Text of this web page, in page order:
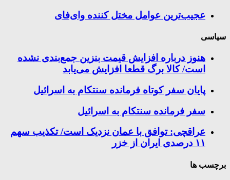
عجیب‌ترین عوامل مختل کننده وای‌فای
سیاسی
هنوز درباره افزایش قیمت بنزین جمع‌بندی نشده
است/ کالا برگ قطعا افزایش می‌یابد
پایان سفر کوتاه فرمانده سنتکام به اسرائیل
سفر فرمانده سنتکام به اسرائیل
عراقچی: توافق با عمان نزدیک است/ تکذیب سهم
۱۱ درصدی ایران از خزر
برچسب ها